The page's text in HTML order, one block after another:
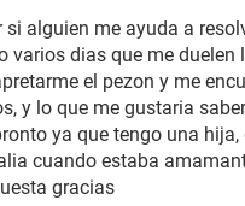
si alguien me ayuda a
varios dias que me
el pezon y me
y lo que me gustaria
ya que tengo una
cuando estaba
gracias